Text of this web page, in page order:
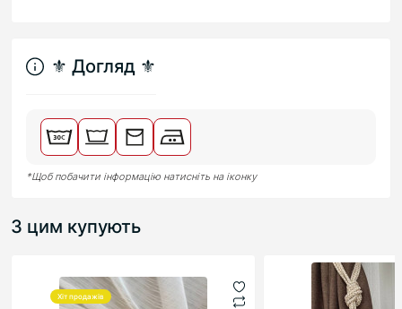
⚜︎ Догляд ⚜︎
*Щоб побачити інформацію натисніть на іконку
З цим купують
Хіт продажів